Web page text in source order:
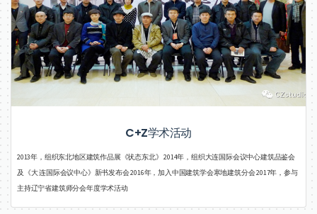
C+Z学术活动
2013年，组织东北地区建筑作品展《状态东北》 2014年，组织大连国际会议中心建筑品鉴会
及《大 连国际会议中心》新书发布会 2016年，加入中国建筑学会寒地建筑分会 2017年，参与
主持辽宁省建筑师分会年度学术活动